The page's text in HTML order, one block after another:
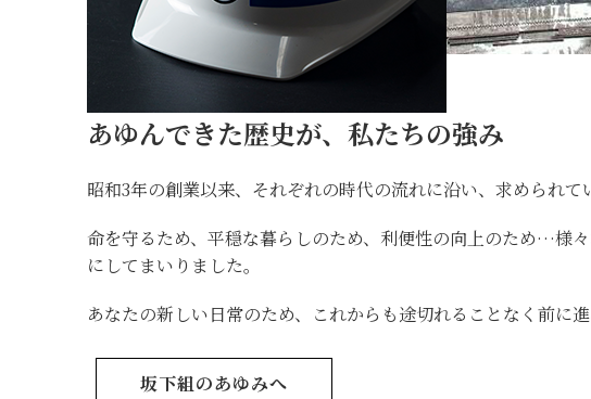
あゆんできた歴史が、私たちの強み
昭和3年の創業以来、それぞれの時代の流れに沿い、求められ
命を守るため、平穏な暮らしのため、利便性の向上のため…様
にしてまいりました。
あなたの新しい日常のため、これからも途切れることなく前に進
坂下組のあゆみへ